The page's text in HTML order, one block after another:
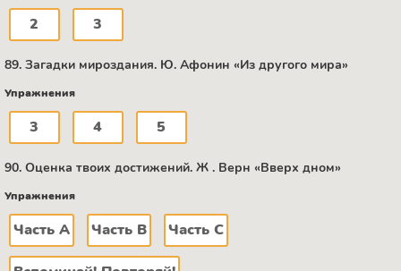
2 3
89. Загадки мироздания. Ю. Афонин «Из другого мира»
Упражнения
3 4 5
90. Оценка твоих достижений. Ж . Верн «Вверх дном»
Упражнения
Часть А Часть В Часть C